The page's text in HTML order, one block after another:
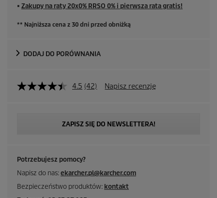
■ Zakupy na raty 20x0% RRSO 0% i pierwsza rata gratis!
** Najniższa cena z 30 dni przed obniżką
DODAJ DO PORÓWNANIA
4.5 (42) Napisz recenzję
ZAPISZ SIĘ DO NEWSLETTERA!
Potrzebujesz pomocy?
Napisz do nas:ekarcher.pl@karcher.com
Bezpieczeństwo produktów: kontakt